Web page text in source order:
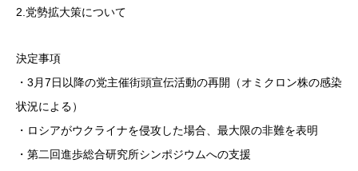
2.党勢拡大策について
決定事項
・3月7日以降の党主催街頭宣伝活動の再開（オミクロン株の感染
状況による）
・ロシアがウクライナを侵攻した場合、最大限の非難を表明
・第二回進歩総合研究所シンポジウムへの支援